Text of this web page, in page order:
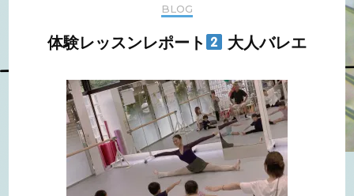
BLOG
体験レッスンレポート 大人バレエ